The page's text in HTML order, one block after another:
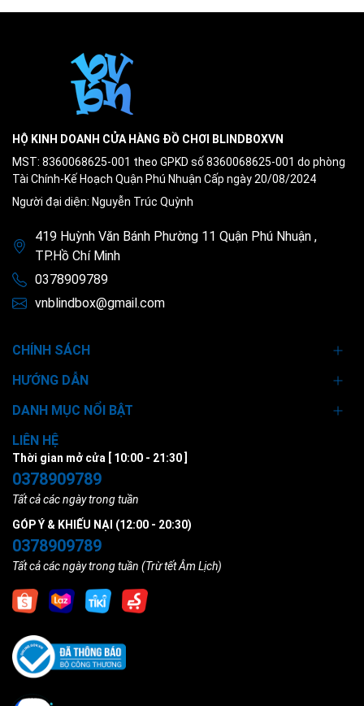
HỘ KINH DOANH CỬA HÀNG ĐỒ CHƠI BLINDBOXVN
MST: 8360068625-001 theo GPKD số 8360068625-001 do phòng
Tài Chính-Kế Hoạch Quận Phú Nhuận Cấp ngày 20/08/2024
Người đại diện: Nguyễn Trúc Quỳnh
419 Huỳnh Văn Bánh Phường 11 Quận Phú Nhuận ,
TP.Hồ Chí Minh
0378909789
vnblindbox@gmail.com
CHÍNH SÁCH
HƯỚNG DẪN
DANH MỤC NỔI BẬT
LIÊN HỆ
Thời gian mở cửa [ 10:00 - 21:30 ]
0378909789
Tất cả các ngày trong tuần
GÓP Ý & KHIẾU NẠI (12:00 - 20:30)
0378909789
Tất cả các ngày trong tuần (Trừ tết Âm Lịch)